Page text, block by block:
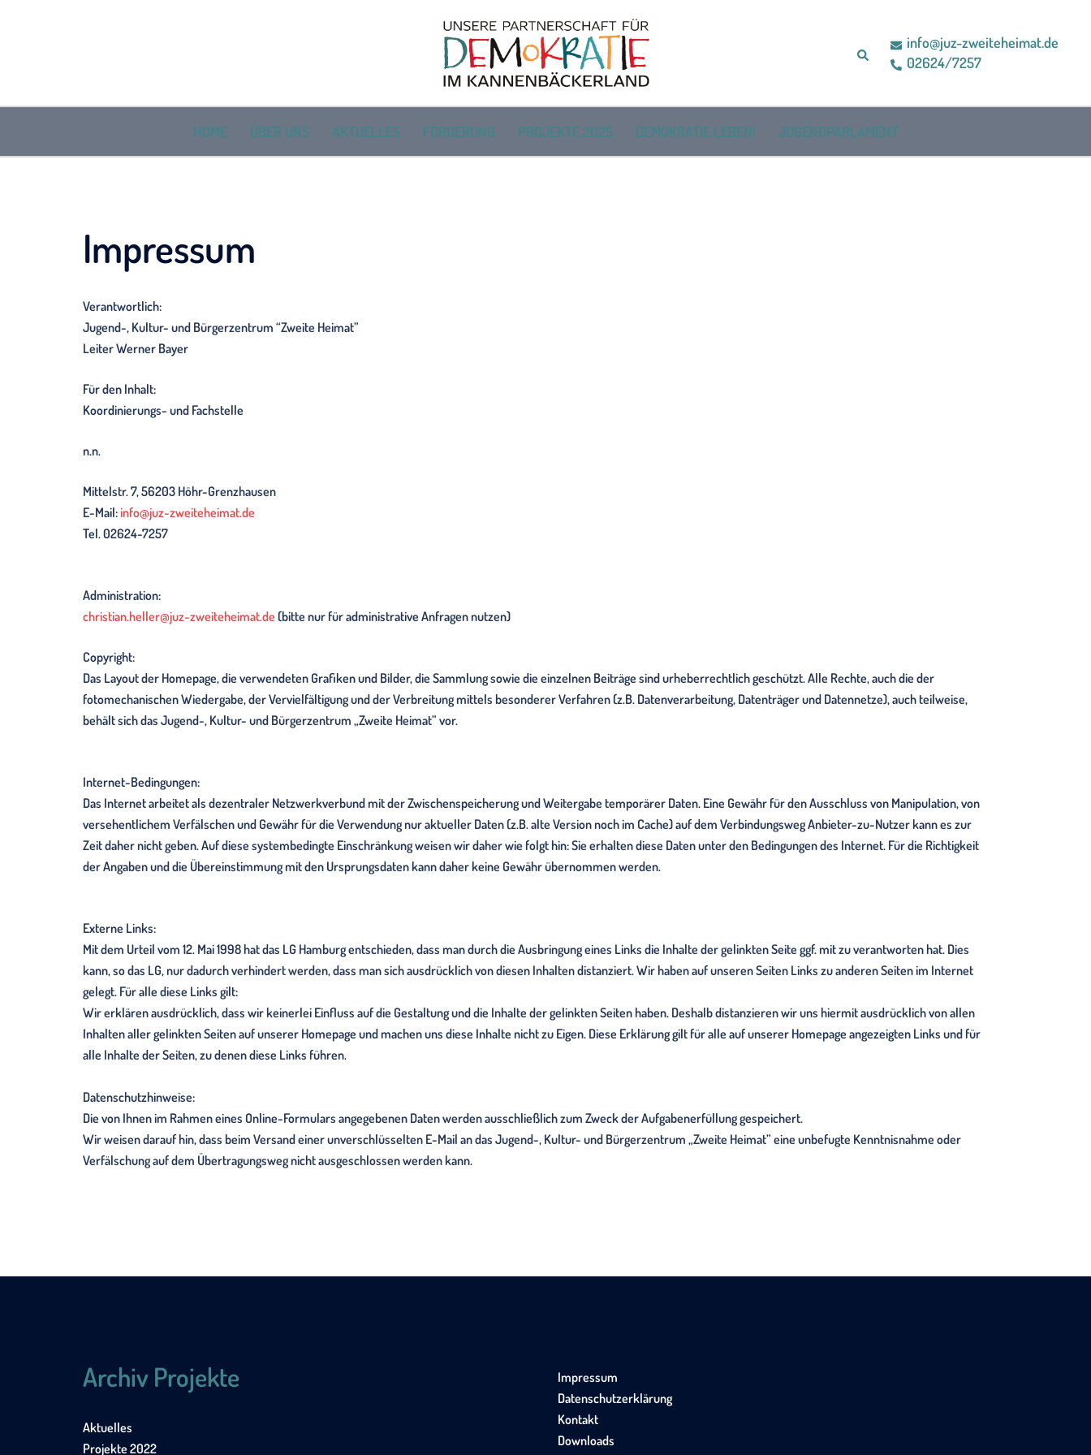
Suche
info@juz-zweiteheimat.de
02624/7257
HOME ÜBER UNS AKTUELLES FÖRDERUNG PROJEKTE 2025 DEMOKRATIE LEBEN! JUGENDPARLAMENT
Impressum
Verantwortlich:
Jugend-, Kultur- und Bürgerzentrum “Zweite Heimat”
Leiter Werner Bayer
Für den Inhalt:
Koordinierungs- und Fachstelle
n.n.
Mittelstr. 7, 56203 Höhr-Grenzhausen
E-Mail:info@juz-zweiteheimat.de
Tel. 02624-7257
Administration:
christian.heller@juz-zweiteheimat.de (bitte nur für administrative Anfragen nutzen)
Copyright:
Das Layout der Homepage, die verwendeten Grafiken und Bilder, die Sammlung sowie die einzelnen Beiträge sind urheberrechtlich geschützt. Alle Rechte, auch die der
fotomechanischen Wiedergabe, der Vervielfältigung und der Verbreitung mittels besonderer Verfahren (z.B. Datenverarbeitung, Datenträger und Datennetze), auch teilweise,
behält sich das Jugend-, Kultur- und Bürgerzentrum „Zweite Heimat” vor.
Internet-Bedingungen:
Das Internet arbeitet als dezentraler Netzwerkverbund mit der Zwischenspeicherung und Weitergabe temporärer Daten. Eine Gewähr für den Ausschluss von Manipulation, von
versehentlichem Verfälschen und Gewähr für die Verwendung nur aktueller Daten (z.B. alte Version noch im Cache) auf dem Verbindungsweg Anbieter-zu-Nutzer kann es zur
Zeit daher nicht geben. Auf diese systembedingte Einschränkung weisen wir daher wie folgt hin: Sie erhalten diese Daten unter den Bedingungen des Internet. Für die Richtigkeit
der Angaben und die Übereinstimmung mit den Ursprungsdaten kann daher keine Gewähr übernommen werden.
Externe Links:
Mit dem Urteil vom 12. Mai 1998 hat das LG Hamburg entschieden, dass man durch die Ausbringung eines Links die Inhalte der gelinkten Seite ggf. mit zu verantworten hat. Dies
kann, so das LG, nur dadurch verhindert werden, dass man sich ausdrücklich von diesen Inhalten distanziert. Wir haben auf unseren Seiten Links zu anderen Seiten im Internet
gelegt. Für alle diese Links gilt:
Wir erklären ausdrücklich, dass wir keinerlei Einfluss auf die Gestaltung und die Inhalte der gelinkten Seiten haben. Deshalb distanzieren wir uns hiermit ausdrücklich von allen
Inhalten aller gelinkten Seiten auf unserer Homepage und machen uns diese Inhalte nicht zu Eigen. Diese Erklärung gilt für alle auf unserer Homepage angezeigten Links und für
alle Inhalte der Seiten, zu denen diese Links führen.
Datenschutzhinweise:
Die von Ihnen im Rahmen eines Online-Formulars angegebenen Daten werden ausschließlich zum Zweck der Aufgabenerfüllung gespeichert.
Wir weisen darauf hin, dass beim Versand einer unverschlüsselten E-Mail an das Jugend-, Kultur- und Bürgerzentrum „Zweite Heimat” eine unbefugte Kenntnisnahme oder
Verfälschung auf dem Übertragungsweg nicht ausgeschlossen werden kann.
Archiv Projekte
Aktuelles
Projekte 2022
Impressum
Datenschutzerklärung
Kontakt
Downloads